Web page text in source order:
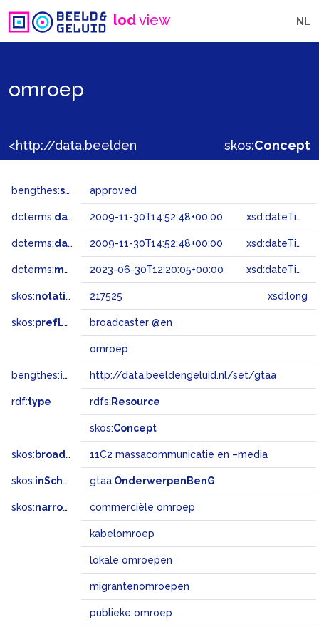
lodview NL
omroep
skos:Concept
bengthes:status approved
dcterms:dateAccepted 2009-11-30T14:52:48+00:00 xsd:dateTime
dcterms:dateSubmitted 2009-11-30T14:52:48+00:00 xsd:dateTime
dcterms:modified 2023-06-30T12:20:05+00:00 xsd:dateTime
skos:notation 217525 xsd:long
skos:prefLabel broadcaster @en
omroep
bengthes:inSet http://data.beeldengeluid.nl/set/gtaa
rdf:type rdfs: Resource
skos:Concept
skos: broadMatch 11C2 massacommunicatie en –media
skos:inScheme gtaa:OnderwerpenBenG
skos:narrower commerciële omroep
kabelomroep
lokale omroepen
migrantenomroepen
publieke omroep